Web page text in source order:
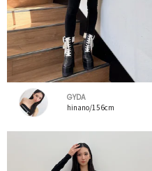
GYDA
hinano/156cm